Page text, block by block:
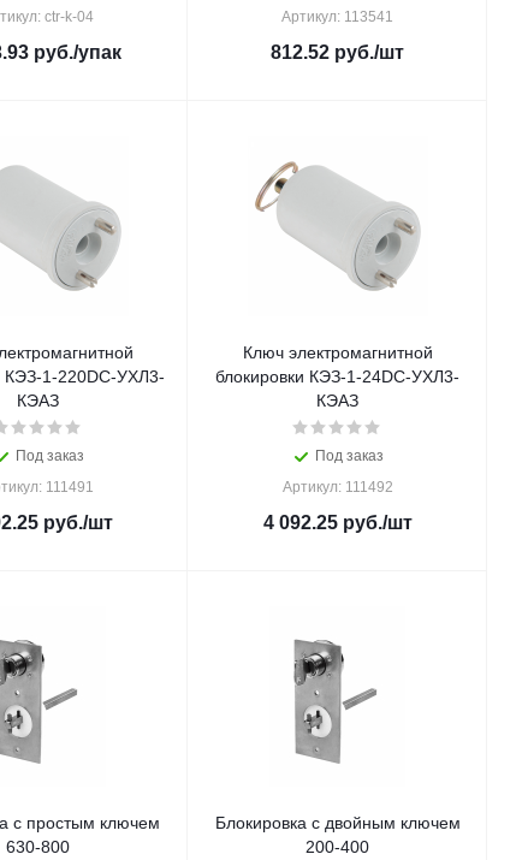
ctr-k-04
руб./упак
Артикул: 113541
812.52 руб./шт
КЭЗ-1-220DC-УХЛ3-
КЭАЗ
Под заказ
111491
руб./шт
Ключ электромагнитной
блокировки КЭЗ-1-24DC-УХЛ3-
КЭАЗ
Под заказ
Артикул: 111492
4 092.25руб./шт
с простым ключем
630-800
Блокировка с двойным ключем
200-400